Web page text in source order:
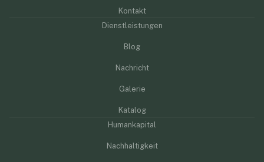
Kontakt
Dienstleistungen
Blog
Nachricht
Galerie
Katalog
Humankapital
Nachhaltigkeit